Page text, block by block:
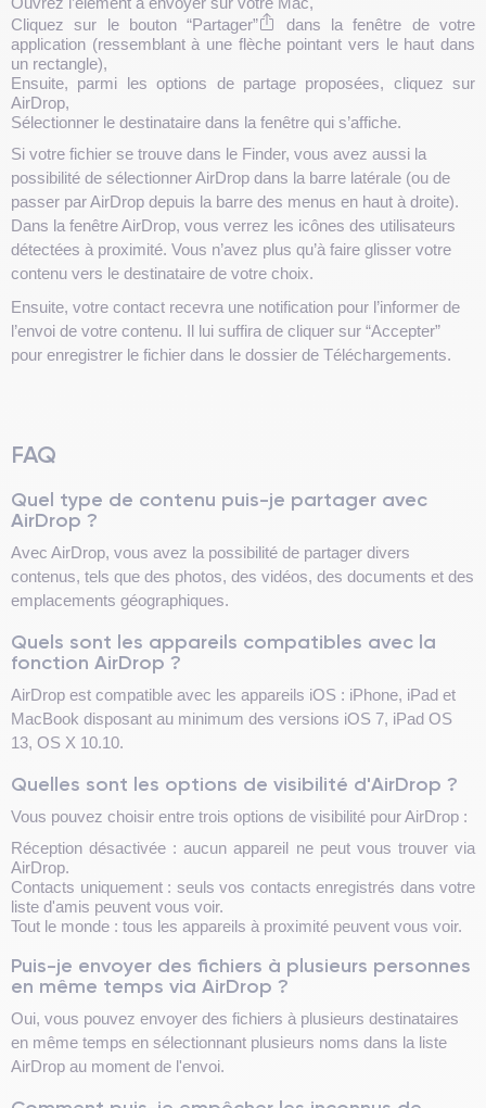
Cliquez sur le bouton “Partager”
dans la fenêtre de votre
application (ressemblant à une flèche pointant vers le haut dans
un rectangle),
Ensuite, parmi les options de partage proposées, cliquez sur
AirDrop,
Sélectionner le destinataire dans la fenêtre qui s’affiche.
Si votre fichier se trouve dans le Finder, vous avez aussi la
possibilité de sélectionner AirDrop dans la barre latérale (ou de
passer par AirDrop depuis la barre des menus en haut à droite).
Dans la fenêtre AirDrop, vous verrez les icônes des utilisateurs
détectées à proximité. Vous n’avez plus qu’à faire glisser votre
contenu vers le destinataire de votre choix.
Ensuite, votre contact recevra une notification pour l’informer de
l’envoi de votre contenu. Il lui suffira de cliquer sur “Accepter”
pour enregistrer le fichier dans le dossier de Téléchargements.
FAQ
Quel type de contenu puis-je partager avec
AirDrop ?
Avec AirDrop, vous avez la possibilité de partager divers
contenus, tels que des photos, des vidéos, des documents et des
emplacements géographiques.
Quels sont les appareils compatibles avec la
fonction AirDrop ?
AirDrop est compatible avec les appareils iOS : iPhone, iPad et
MacBook disposant au minimum des versions iOS 7, iPad OS
13, OS X 10.10.
Quelles sont les options de visibilité d'AirDrop ?
Vous pouvez choisir entre trois options de visibilité pour AirDrop :
Réception désactivée : aucun appareil ne peut vous trouver via
AirDrop.
Contacts uniquement : seuls vos contacts enregistrés dans votre
liste d'amis peuvent vous voir.
Tout le monde : tous les appareils à proximité peuvent vous voir.
Puis-je envoyer des fichiers à plusieurs personnes
en même temps via AirDrop ?
Oui, vous pouvez envoyer des fichiers à plusieurs destinataires
en même temps en sélectionnant plusieurs noms dans la liste
AirDrop au moment de l'envoi.